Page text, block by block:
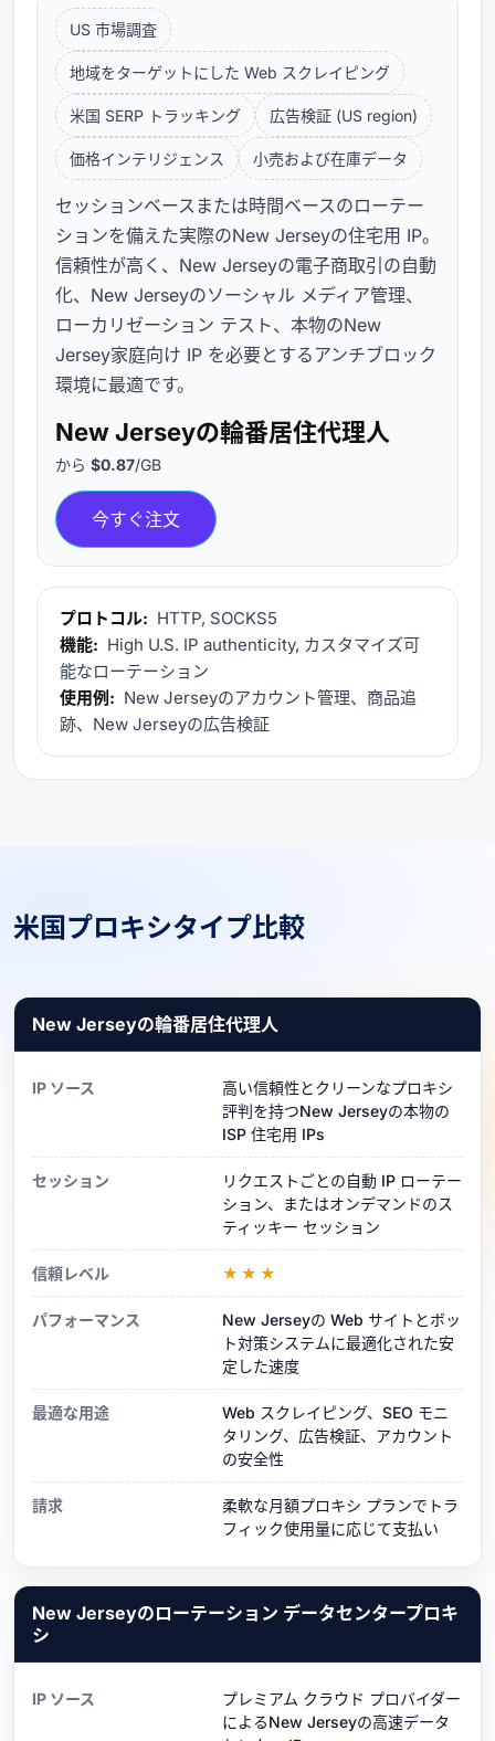
US 市場調査
地域をターゲットにした Web スクレイピング
米国 SERP トラッキング 広告検証 (US region)
価格インテリジェンス 小売および在庫データ
セッションベースまたは時間ベースのローテー
ションを備えた実際のNew Jerseyの住宅用 IP。
信頼性が高く、New Jerseyの電子商取引の自動
化、New Jerseyのソーシャル メディア管理、
ローカリゼーション テスト、本物のNew
Jersey家庭向け IP を必要とするアンチブロック
環境に最適です。
New Jerseyの輪番居住代理人
から $0.87/GB
今すぐ注文
プロトコル: HTTP, SOCKS5
機能: High U.S. IP authenticity, カスタマイズ可
能なローテーション
使用例: New Jerseyのアカウント管理、商品追
跡、New Jerseyの広告検証
米国プロキシタイプ比較
New Jerseyの輪番居住代理人
IP ソース
高い信頼性とクリーンなプロキシ
評判を持つNew Jerseyの本物の
ISP 住宅用 IPs
セッション
リクエストごとの自動 IP ローテー
ション、またはオンデマンドのス
ティッキー セッション
信頼レベル ★★★
パフォーマンス
New Jerseyの Web サイトとボッ
ト対策システムに最適化された安
定した速度
最適な用途
Web スクレイピング、SEO モニ
タリング、広告検証、アカウント
の安全性
請求
柔軟な月額プロキシ プランでトラ
フィック使用量に応じて支払い
New Jerseyのローテーション データセンタープロキ
シ
IP ソース
プレミアム クラウド プロバイダー
によるNew Jerseyの高速データ